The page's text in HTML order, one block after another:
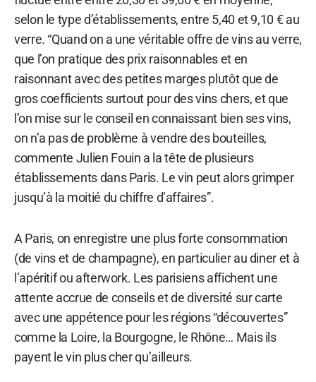
selon le type d’établissements, entre 5,40 et 9,10 € au
verre. “Quand on a une véritable offre de vins au verre,
que l’on pratique des prix raisonnables et en
raisonnant avec des petites marges plutôt que de
gros coefficients surtout pour des vins chers, et que
l’on mise sur le conseil en connaissant bien ses vins,
on n’a pas de problème à vendre des bouteilles,
commente Julien Fouin a la tête de plusieurs
établissements dans Paris. Le vin peut alors grimper
jusqu’à la moitié du chiffre d’affaires”.
A Paris, on enregistre une plus forte consommation
(de vins et de champagne), en particulier au diner et à
l’apéritif ou afterwork. Les parisiens affichent une
attente accrue de conseils et de diversité sur carte
avec une appétence pour les régions “découvertes”
comme la Loire, la Bourgogne, le Rhône… Mais ils
payent le vin plus cher qu’ailleurs.